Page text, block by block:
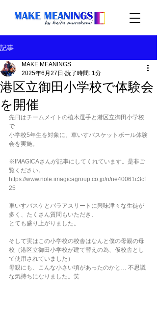
記事
港区立御田小学校で体験会
を開催
MAKE MEANINGS
2025年6月27日 読了時間: 1分
先日はチームメイトの植木選手と港区立御田小学校
で
小学校5年生を対象に、車いすバスケットボール体験
会を実施。
※IMAGICAさんが記事にしてくれています。是非ご
覧ください。
https://www.note.imagicagroup.co.jp/n/ne40061c3cf
25
車いすバスケとパラアスリートに興味津々な生徒が
多く、たくさん質問もいただき、
とても盛り上がりました。
そして実はこの小学校の校舎はなんと僕の母親の母
校（港区立御田小学校が建て替えの為、仮校舎とし
て使用されていました）
母親にも、こんな小さい頃があったのかと… 不思議
な気持ちになりました。笑